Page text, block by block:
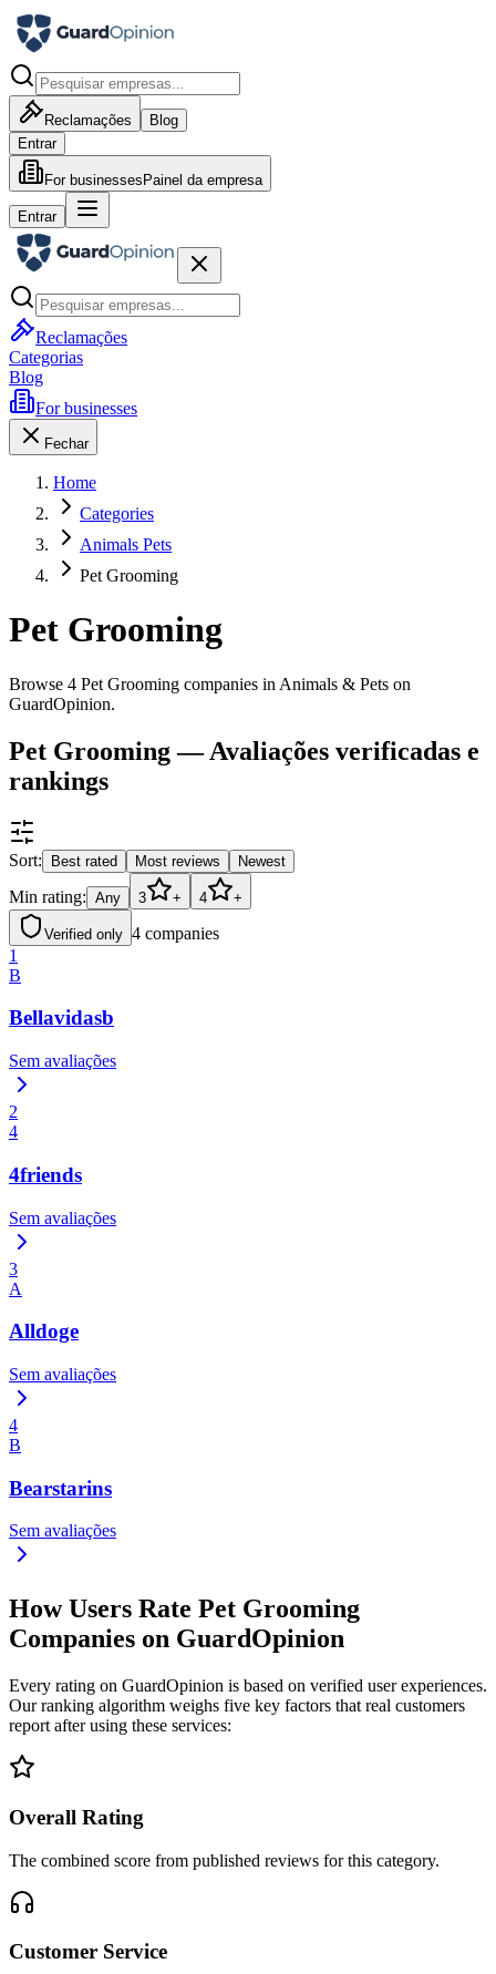
Reclamações
Blog
Entrar
For businesses Painel da empresa
Entrar
Reclamações
Categorias
Blog
For businesses
Fechar
Home
Categories
Animals Pets
Pet Grooming
Pet Grooming
Browse 4 Pet Grooming companies in Animals & Pets on
GuardOpinion.
Pet Grooming — Avaliações verificadas e
rankings
Sort: Best rated Most reviews Newest
Min rating: Any 3 + 4 +
Verified only 4 companies
1
B
Bellavidasb
Sem avaliações
2
4
4friends
Sem avaliações
3
A
Alldoge
Sem avaliações
4
B
Bearstarins
Sem avaliações
How Users Rate Pet Grooming
Companies on GuardOpinion
Every rating on GuardOpinion is based on verified user experiences.
Our ranking algorithm weighs five key factors that real customers
report after using these services:
Overall Rating
The combined score from published reviews for this category.
Customer Service